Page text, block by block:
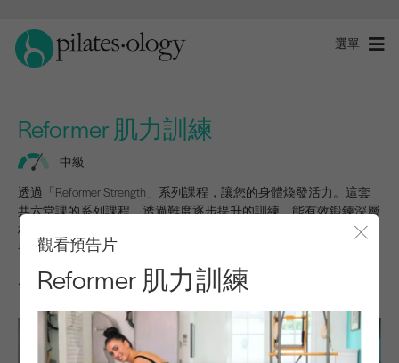
選單
Reformer 肌力訓練
中級
透過「Reformer Strength」系列課程，讓您的身體煥發活力。這套
共六堂課的系列課程，透過難度逐步提升的訓練，能有效鍛鍊深層
核心肌群、提升柔軟度，並Pilates 身體控制力。
登入以啟動此程式。
簡介
觀看預告片
Reformer 肌力訓練